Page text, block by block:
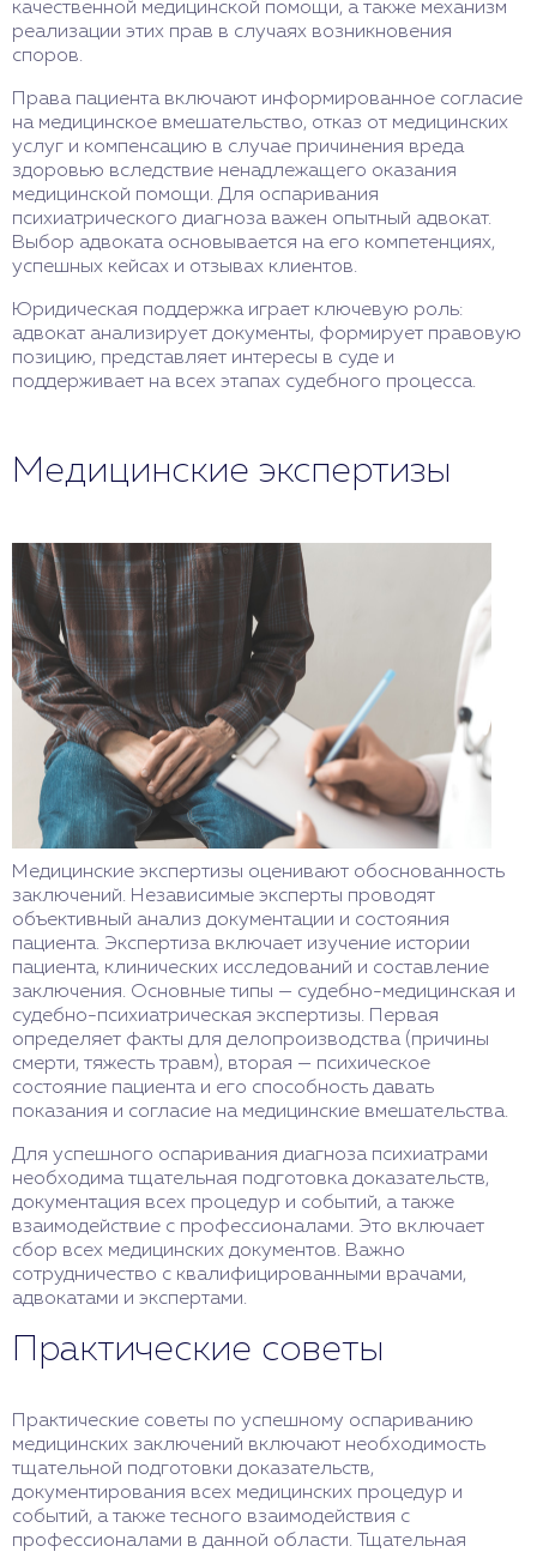
качественной медицинской помощи, а также механизм
реализации этих прав в случаях возникновения
споров.
Права пациента включают информированное согласие
на медицинское вмешательство, отказ от медицинских
услуг и компенсацию в случае причинения вреда
здоровью вследствие ненадлежащего оказания
медицинской помощи. Для оспаривания
психиатрического диагноза важен опытный адвокат.
Выбор адвоката основывается на его компетенциях,
успешных кейсах и отзывах клиентов.
Юридическая поддержка играет ключевую роль:
адвокат анализирует документы, формирует правовую
позицию, представляет интересы в суде и
поддерживает на всех этапах судебного процесса.
Медицинские экспертизы
Медицинские экспертизы оценивают обоснованность
заключений. Независимые эксперты проводят
объективный анализ документации и состояния
пациента. Экспертиза включает изучение истории
пациента, клинических исследований и составление
заключения. Основные типы — судебно-медицинская и
судебно-психиатрическая экспертизы. Первая
определяет факты для делопроизводства (причины
смерти, тяжесть травм), вторая — психическое
состояние пациента и его способность давать
показания и согласие на медицинские вмешательства.
Для успешного оспаривания диагноза психиатрами
необходима тщательная подготовка доказательств,
документация всех процедур и событий, а также
взаимодействие с профессионалами. Это включает
сбор всех медицинских документов. Важно
сотрудничество с квалифицированными врачами,
адвокатами и экспертами.
Практические советы
Практические советы по успешному оспариванию
медицинских заключений включают необходимость
тщательной подготовки доказательств,
документирования всех медицинских процедур и
событий, а также тесного взаимодействия с
профессионалами в данной области. Тщательная